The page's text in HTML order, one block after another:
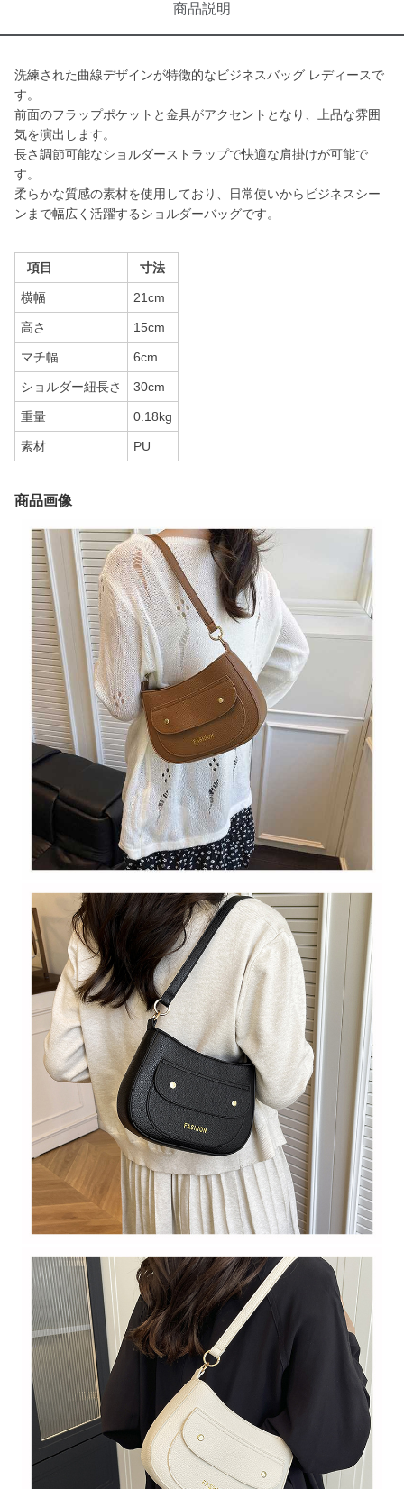
商品説明
洗練された曲線デザインが特徴的なビジネスバッグ レディースで
す。
前面のフラップポケットと金具がアクセントとなり、上品な雰囲
気を演出します。
長さ調節可能なショルダーストラップで快適な肩掛けが可能で
す。
柔らかな質感の素材を使用しており、日常使いからビジネスシー
ンまで幅広く活躍するショルダーバッグです。
項目 寸法
横幅 21cm
高さ 15cm
マチ幅 6cm
ショルダー紐長さ 30cm
重量 0.18kg
素材 PU
商品画像